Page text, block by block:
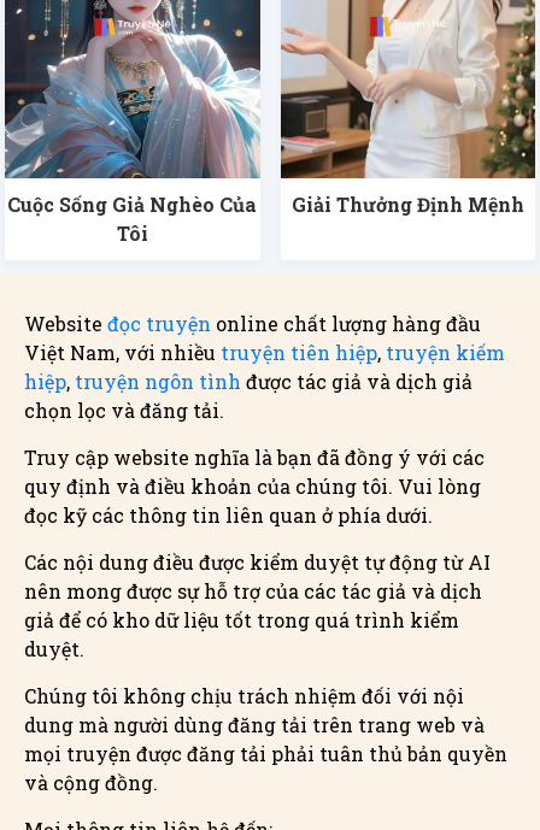
Cuộc Sống Giả Nghèo Của
Tôi
Giải Thưởng Định Mệnh
Website đọc truyện online chất lượng hàng đầu
Việt Nam, với nhiều truyện tiên hiệp, truyện kiếm
hiệp, truyện ngôn tình được tác giả và dịch giả
chọn lọc và đăng tải.
Truy cập website nghĩa là bạn đã đồng ý với các
quy định và điều khoản của chúng tôi. Vui lòng
đọc kỹ các thông tin liên quan ở phía dưới.
Các nội dung điều được kiểm duyệt tự động từ AI
nên mong được sự hỗ trợ của các tác giả và dịch
giả để có kho dữ liệu tốt trong quá trình kiểm
duyệt.
Chúng tôi không chịu trách nhiệm đối với nội
dung mà người dùng đăng tải trên trang web và
mọi truyện được đăng tải phải tuân thủ bản quyền
và cộng đồng.